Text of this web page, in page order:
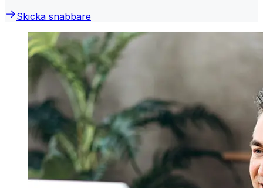
Skicka snabbare